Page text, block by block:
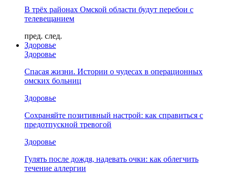
В трёх районах Омской области будут перебои с
телевещанием
пред. след.
Здоровье
Здоровье
Спасая жизни. Истории о чудесах в операционных
омских больниц
Здоровье
Сохраняйте позитивный настрой: как справиться с
предотпускной тревогой
Здоровье
Гулять после дождя, надевать очки: как облегчить
течение аллергии